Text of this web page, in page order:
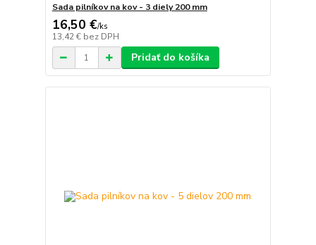
Sada pilníkov na kov - 3 diely 200 mm
16,50 €/ks
13,42 € bez DPH
Pridať do košíka